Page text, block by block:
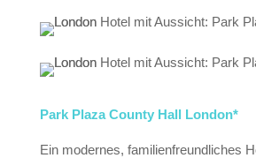
Park Plaza County Hall London*
Ein modernes, familienfreundliches